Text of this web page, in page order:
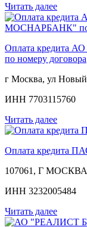
Читать далее
Оплата
по номеру договора
г Москва, ул
ИНН 7703115760
Читать далее
Оплата кредита
107061, Г
ИНН 3232005484
Читать далее